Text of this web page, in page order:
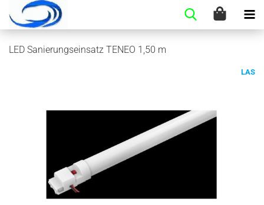
LED Sa­nie­rungs­ein­satz TENEO 1,50 m
LAS